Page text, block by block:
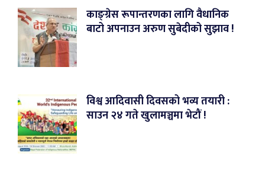
काङ्ग्रेस रूपान्तरणका लागि वैधानिक
बाटो अपनाउन अरुण सुबेदीको सुझाव !
विश्व आदिवासी दिवसको भव्य तयारी :
साउन २४ गते खुलामञ्चमा भेटौं !